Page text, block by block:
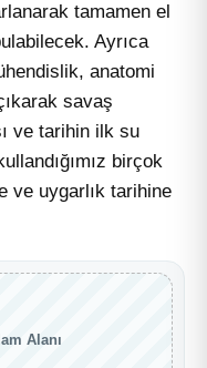
tamamen el
Ayrıca
anatomi
savaş
ve tarihin ilk su
birçok
ve uygarlık tarihine
Alanı